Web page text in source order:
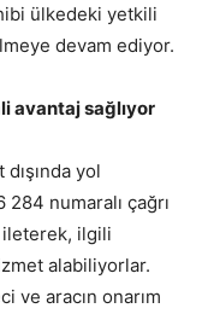
ülkedeki yetkili
devam ediyor.
avantaj sağlıyor
yol
numaralı çağrı
ileterek, ilgili
alabiliyorlar.
ve aracın onarım